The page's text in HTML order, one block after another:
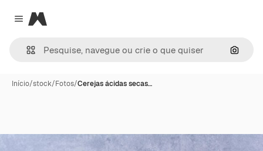
Close menu
Magnific
Início/stock/Fotos/Cerejas ácidas secas…